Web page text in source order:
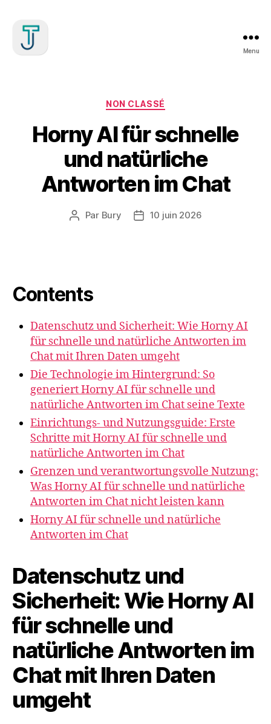
Menu
Catégories
NON CLASSÉ
Horny AI für schnelle
und natürliche
Antworten im Chat
Auteur
Par Bury
Date10 juin 2026
Contents
Datenschutz und Sicherheit: Wie Horny AI
für schnelle und natürliche Antworten im
Chat mit Ihren Daten umgeht
Die Technologie im Hintergrund: So
generiert Horny AI für schnelle und
natürliche Antworten im Chat seine Texte
Einrichtungs- und Nutzungsguide: Erste
Schritte mit Horny AI für schnelle und
natürliche Antworten im Chat
Grenzen und verantwortungsvolle Nutzung:
Was Horny AI für schnelle und natürliche
Antworten im Chat nicht leisten kann
Horny AI für schnelle und natürliche
Antworten im Chat
Datenschutz und
Sicherheit: Wie Horny AI
für schnelle und
natürliche Antworten im
Chat mit Ihren Daten
umgeht